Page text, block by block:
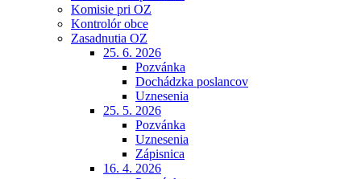
Komisie pri OZ
Kontrolór obce
Zasadnutia OZ
25. 6. 2026
Pozvánka
Dochádzka poslancov
Uznesenia
25. 5. 2026
Pozvánka
Uznesenia
Zápisnica
16. 4. 2026